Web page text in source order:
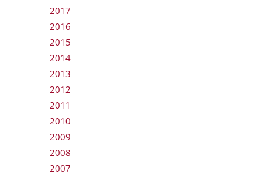
2017
2016
2015
2014
2013
2012
2011
2010
2009
2008
2007